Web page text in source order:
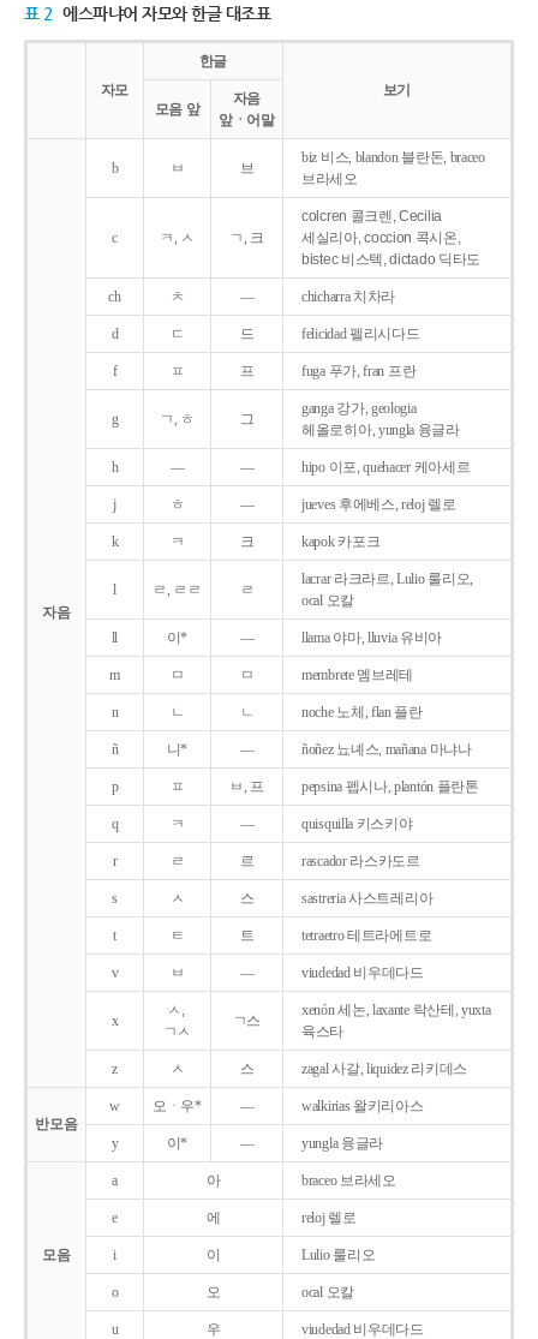
표 2 에스파냐어 자모와 한글 대조표
자모
한글
보기
모음 앞
자음
앞ㆍ어말
자음
b ㅂ 브
biz 비스, blandon 블란돈, braceo
브라세오
c ㅋ, ㅅ ㄱ, 크
colcren 콜크렌, Cecilia
세실리아, coccion 콕시온,
bistec 비스텍, dictado 딕타도
ch ㅊ ― chicharra 치차라
d ㄷ 드 felicidad 펠리시다드
f ㅍ 프 fuga 푸가, fran 프란
g ㄱ, ㅎ 그
ganga 강가, geologia
헤올로히아, yungla 융글라
h ― ― hipo 이포, quehacer 케아세르
j ㅎ ― jueves 후에베스, reloj 렐로
k ㅋ 크 kapok 카포크
l ㄹ, ㄹㄹ ㄹ
lacrar 라크라르, Lulio 룰리오,
ocal 오칼
ll 이* ― llama 야마, lluvia 유비아
m ㅁ ㅁ membrete 멤브레테
n ㄴ ㄴ noche 노체, flan 플란
ñ 니* ― ñoñez 뇨녜스, mañana 마냐나
p ㅍ ㅂ, 프 pepsina 펩시나, plantón 플란톤
q ㅋ ― quisquilla 키스키야
r ㄹ 르 rascador 라스카도르
s ㅅ 스 sastreria 사스트레리아
t ㅌ 트 tetraetro 테트라에트로
v ㅂ ― viudedad 비우데다드
x
ㅅ,
ㄱㅅ
ㄱ스
xenón 세논, laxante 락산테, yuxta
육스타
z ㅅ 스 zagal 사갈, liquidez 리키데스
반모음
w 오ㆍ우* ― walkirias 왈키리아스
y 이* ― yungla 융글라
모음
a 아 braceo 브라세오
e 에 reloj 렐로
i 이 Lulio 룰리오
o 오 ocal 오칼
u 우 viudedad 비우데다드